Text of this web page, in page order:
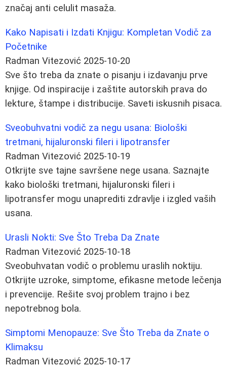
značaj anti celulit masaža.
Kako Napisati i Izdati Knjigu: Kompletan Vodič za
Početnike
Radman Vitezović 2025-10-20
Sve što treba da znate o pisanju i izdavanju prve
knjige. Od inspiracije i zaštite autorskih prava do
lekture, štampe i distribucije. Saveti iskusnih pisaca.
Sveobuhvatni vodič za negu usana: Biološki
tretmani, hijaluronski fileri i lipotransfer
Radman Vitezović 2025-10-19
Otkrijte sve tajne savršene nege usana. Saznajte
kako biološki tretmani, hijaluronski fileri i
lipotransfer mogu unaprediti zdravlje i izgled vaših
usana.
Urasli Nokti: Sve Što Treba Da Znate
Radman Vitezović 2025-10-18
Sveobuhvatan vodič o problemu uraslih noktiju.
Otkrijte uzroke, simptome, efikasne metode lečenja
i prevencije. Rešite svoj problem trajno i bez
nepotrebnog bola.
Simptomi Menopauze: Sve Što Treba da Znate o
Klimaksu
Radman Vitezović 2025-10-17